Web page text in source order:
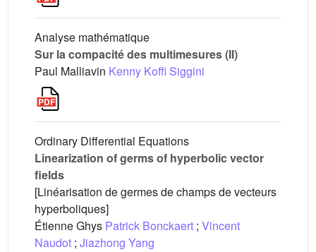
Analyse mathématique
Sur la compacité des multimesures (II)
Paul Malliavin Kenny Koffi Siggini
Ordinary Differential Equations
Linearization of germs of hyperbolic vector
fields
[Linéarisation de germes de champs de vecteurs
hyperboliques]
Étienne Ghys Patrick Bonckaert ; Vincent
Naudot ; Jiazhong Yang